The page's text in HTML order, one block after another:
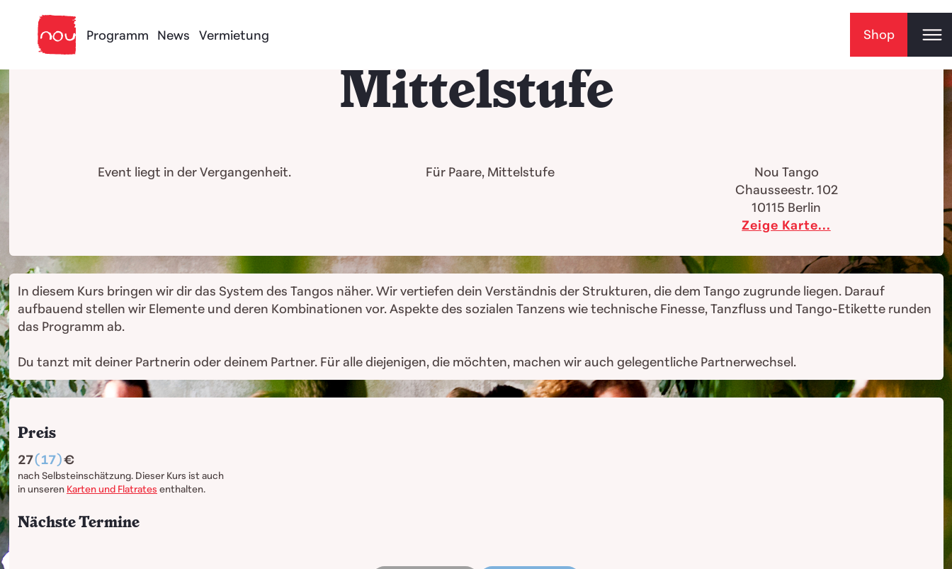
Programm
News Vermietung Shop
Mittelstufe
Event liegt in der Vergangenheit. Für Paare, Mittelstufe
Nou Tango
Chausseestr. 102
10115 Berlin
Zeige Karte...
In diesem Kurs bringen wir dir das System des Tangos näher. Wir vertiefen dein Verständnis der Strukturen, die dem Tango zugrunde liegen. Darauf
aufbauend stellen wir Elemente und deren Kombinationen vor. Aspekte des sozialen Tanzens wie technische Finesse, Tanzfluss und Tango-Etikette runden
das Programm ab.
Du tanzt mit deiner Partnerin oder deinem Partner. Für alle diejenigen, die möchten, machen wir auch gelegentliche Partnerwechsel.
Preis
nach Selbsteinschätzung. Dieser Kurs ist auch
in unseren Karten und Flatrates enthalten.
27(17)
Nächste Termine